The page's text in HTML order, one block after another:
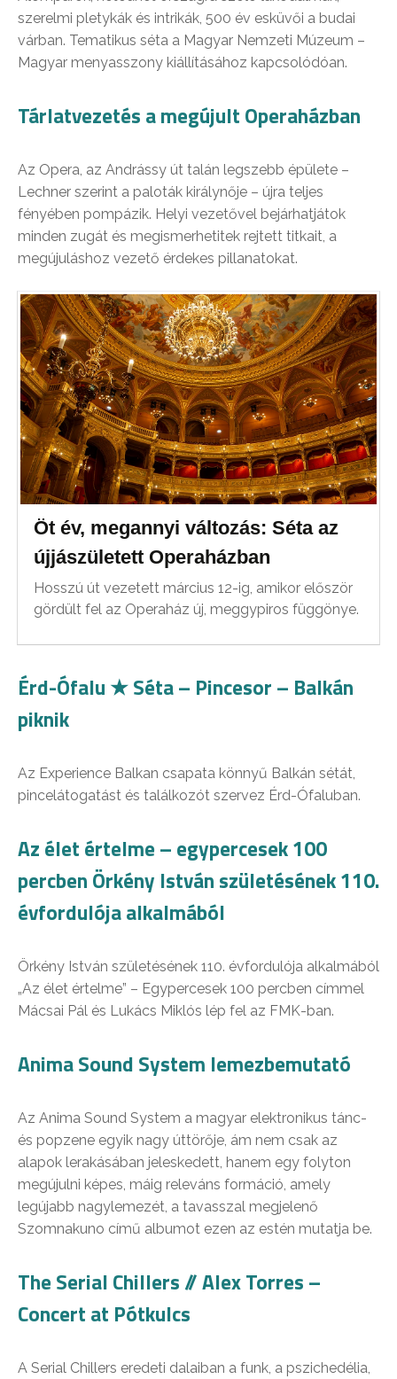
szerelmi pletykák és intrikák, 500 év esküvői a budai
várban. Tematikus séta a Magyar Nemzeti Múzeum –
Magyar menyasszony kiállításához kapcsolódóan.
Tárlatvezetés a megújult Operaházban
Az Opera, az Andrássy út talán legszebb épülete –
Lechner szerint a paloták királynője – újra teljes
fényében pompázik. Helyi vezetővel bejárhatjátok
minden zugát és megismerhetitek rejtett titkait, a
megújuláshoz vezető érdekes pillanatokat.
Öt év, megannyi változás: Séta az
újjászületett Operaházban
Hosszú út vezetett március 12-ig, amikor először
gördült fel az Operaház új, meggypiros függönye.
Érd-Ófalu ★ Séta – Pincesor – Balkán
piknik
Az Experience Balkan csapata könnyű Balkán sétát,
pincelátogatást és találkozót szervez Érd-Ófaluban.
Az élet értelme – egypercesek 100
percben Örkény István születésének 110.
évfordulója alkalmából
Örkény István születésének 110. évfordulója alkalmából
„Az élet értelme” – Egypercesek 100 percben címmel
Mácsai Pál és Lukács Miklós lép fel az FMK-ban.
Anima Sound System lemezbemutató
Az Anima Sound System a magyar elektronikus tánc-
és popzene egyik nagy úttörője, ám nem csak az
alapok lerakásában jeleskedett, hanem egy folyton
megújulni képes, máig releváns formáció, amely
legújabb nagylemezét, a tavasszal megjelenő
Szomnakuno című albumot ezen az estén mutatja be.
The Serial Chillers // Alex Torres –
Concert at Pótkulcs
A Serial Chillers eredeti dalaiban a funk, a pszichedélia,